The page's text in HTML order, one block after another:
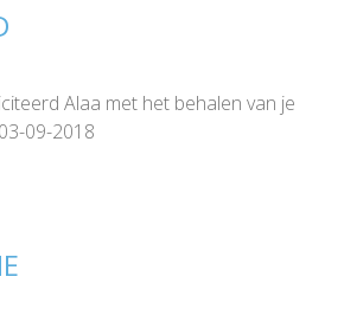
Alaa met het behalen van je
09-2018